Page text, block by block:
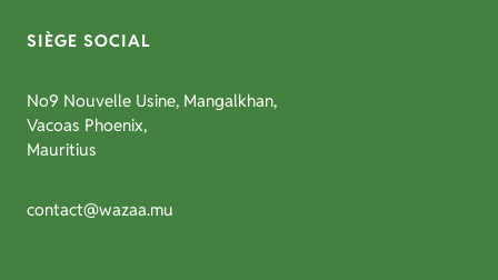
SIÈGE SOCIAL
No9 Nouvelle Usine, Mangalkhan,
Vacoas Phoenix,
Mauritius
contact@wazaa.mu